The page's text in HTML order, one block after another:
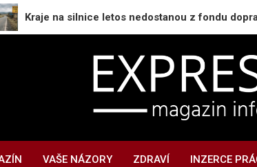
na silnice letos nedostanou z fondu dopravy ani
VAŠE NÁZORY ZDRAVÍ INZERCE